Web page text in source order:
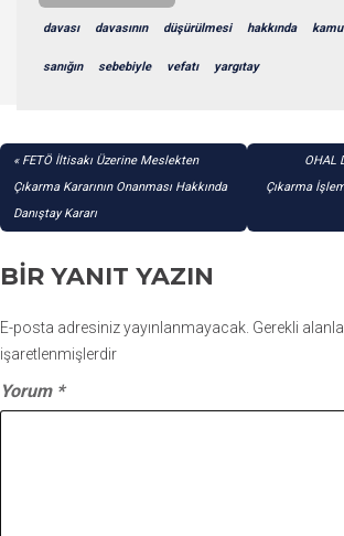
davası davasının düşürülmesi hakkında kamu
sanığın sebebiyle vefatı yargıtay
YAZI
GEZINMESI
FETÖ İltisakı Üzerine Meslekten
Çıkarma Kararının Onanması Hakkında
Danıştay Kararı
OHAL
Çıkarma
BIR YANIT YAZIN
E-posta adresiniz yayınlanmayacak. Gerekli
işaretlenmişlerdir
Yorum *